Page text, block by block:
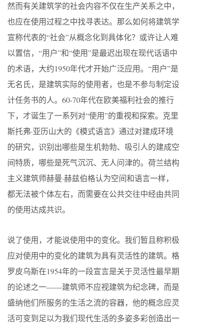
然而有关建筑学的社会内容不仅在生产关系之中，
也应在使用过程之中找寻表达。那么如何将建筑学
宣称代表的“社会”从概念化到具体化？或许让人难
以置信，“用户”和“使用”是最迟出现在现代话语中
的术语，大约1950年代才开始广泛应用。“用户”是
无名氏，是建筑实际的使用者，也是不参与制定设
计任务书的人。60-70年代在欧美福利社会的推行
下，才诞生了一系列对“使用”的重视和探索。克里
斯托弗·亚历山大的《模式语言》通过对建成环境
的研究，识别出哪些是生机勃勃、吸引人的建成空
间特质，哪些是死气沉沉、无人问津的。荷兰结构
主义建筑师赫曼·赫兹伯格认为空间和语言一样，
都无法被个体左右，而需要在公共交往中经由共同
的使用达成共识。
说了使用，才能说使用中的变化。我们暂且称积极
应对使用中的变化的建筑为具有灵活性的建筑。格
罗皮乌斯在1954年的一段宣言是关于灵活性最早期
的论述之一——建筑师不应视建筑为纪念碑，而是
盛纳他们所服务的生活之流的容器，他的概念应灵
活可变到足以为我们现代生活的多姿多彩创造出一